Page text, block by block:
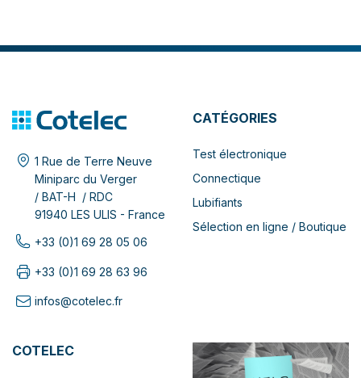
1 Rue de Terre Neuve
Miniparc du Verger
/ BAT-H / RDC
91940 LES ULIS - France
+33 (0)1 69 28 05 06
+33 (0)1 69 28 63 96
infos@cotelec.fr
CATÉGORIES
Test électronique
Connectique
Lubifiants
Sélection en ligne / Boutique
COTELEC